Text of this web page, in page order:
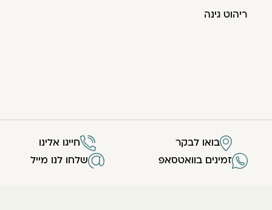
ריהוט גינה
בואו לבקר
חייגו אלינו
זמינים בוואטסאפ
שלחו לנו מייל